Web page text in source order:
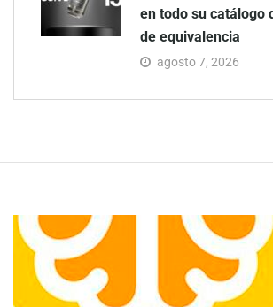
en todo su catálogo
de equivalencia
agosto 7, 2026